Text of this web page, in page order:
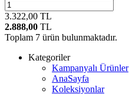
3.322,00 TL
2.888,00 TL
Toplam 7 ürün bulunmaktadır.
Kategoriler
Kampanyalı Ürünler
AnaSayfa
Koleksiyonlar